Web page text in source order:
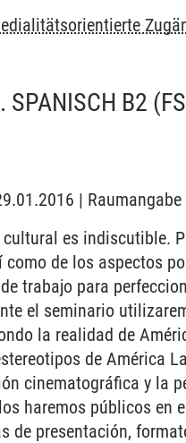
SPANISCH B2
|
es indiscutible.
de los aspectos
trabajo para
el seminario
la realidad de
de América
cinematográfica y la
haremos públicos en
de presentación,